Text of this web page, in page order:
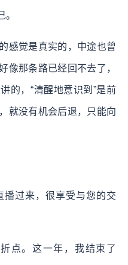
感觉是真实的，中途也曾
像那条路已经回不去了，
的，“清醒地意识到”是前
就没有机会后退，只能向
过来，很享受与您的交
点。这一年，我结束了